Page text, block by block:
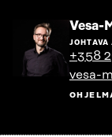
Vesa-
+358
vesa-